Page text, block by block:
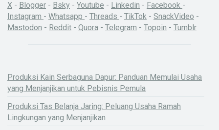
X - Blogger - Bsky - Youtube - Linkedin - Facebook -
Instagram - Whatsapp - Threads - TikTok - SnackVideo -
Mastodon - Reddit - Quora - Telegram - Topoin - Tumblr
Produksi Kain Serbaguna Dapur: Panduan Memulai Usaha
yang Menjanjikan untuk Pebisnis Pemula
Produksi Tas Belanja Jaring: Peluang Usaha Ramah
Lingkungan yang Menjanjikan